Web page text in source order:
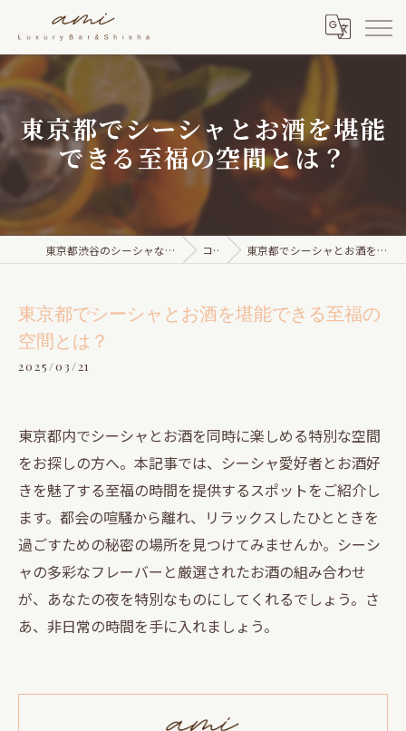
東京都でシーシャとお酒を堪能
できる至福の空間とは？
東京都渋谷のシーシャならami Luxury Bar & Shisha コラム 東京都でシーシャとお酒を堪能できる至福の空間とは？
東京都でシーシャとお酒を堪能できる至福の
空間とは？
2025/03/21
東京都内でシーシャとお酒を同時に楽しめる特別な空間
をお探しの方へ。本記事では、シーシャ愛好者とお酒好
きを魅了する至福の時間を提供するスポットをご紹介し
ます。都会の喧騒から離れ、リラックスしたひとときを
過ごすための秘密の場所を見つけてみませんか。シーシ
ャの多彩なフレーバーと厳選されたお酒の組み合わせ
が、あなたの夜を特別なものにしてくれるでしょう。さ
あ、非日常の時間を手に入れましょう。